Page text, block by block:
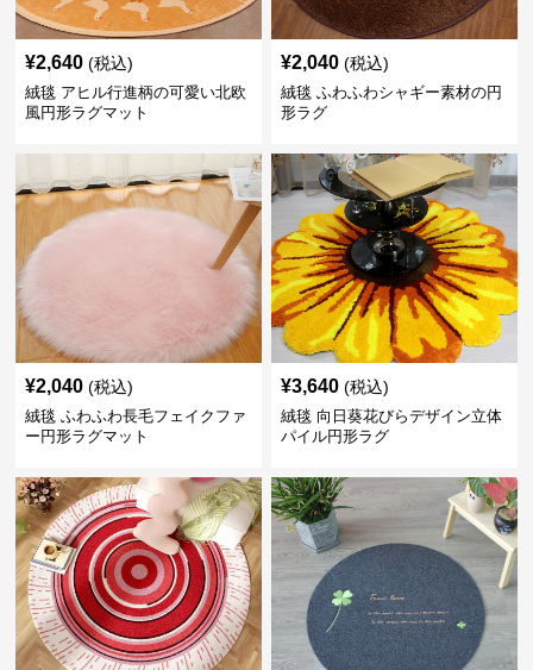
¥2,640 (税込)
絨毯 アヒル行進柄の可愛い北欧
風円形ラグマット
¥2,040 (税込)
絨毯 ふわふわシャギー素材の円
形ラグ
¥2,040 (税込)
絨毯 ふわふわ長毛フェイクファ
ー円形ラグマット
¥3,640 (税込)
絨毯 向日葵花びらデザイン立体
パイル円形ラグ